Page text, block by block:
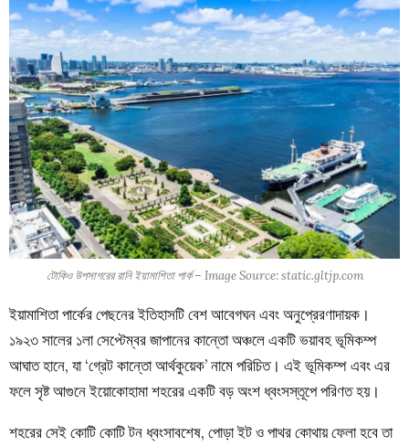
টোকিও উপসাগরের রানি ইয়ামাশিতা পার্ক – Image Source: static.gltjp.com
ইয়ামাশিতা পার্কের পেছনের ইতিহাসটি বেশ আবেগঘন এবং অনুপ্রেরণাদায়ক।
১৯২৩ সালের ১লা সেপ্টেম্বর জাপানের কান্তো অঞ্চলে একটি ভয়াবহ ভূমিকম্প
আঘাত হানে, যা ‘গ্রেট কান্তো আর্থকুয়েক’ নামে পরিচিত। এই ভূমিকম্প এবং এর
ফলে সৃষ্ট আগুনে ইয়োকোহামা শহরের একটি বড় অংশ ধ্বংসস্তূপে পরিণত হয়।
শহরের সেই কোটি কোটি টন ধ্বংসাবশেষ, পোড়া ইট ও পাথর কোথায় ফেলা হবে তা